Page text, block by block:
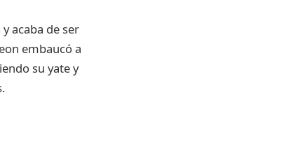
yacaba deser
embaucóa
su yatey
.